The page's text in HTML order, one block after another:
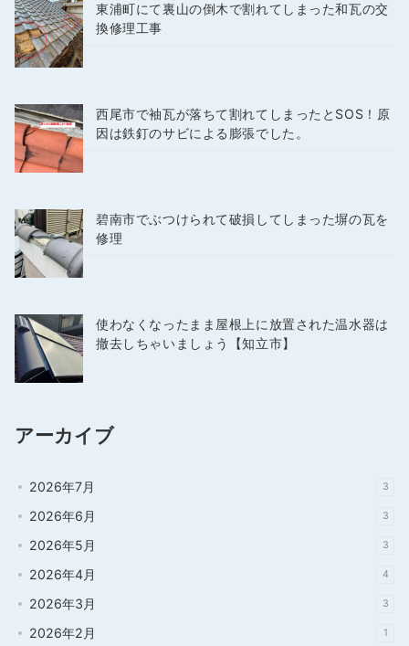
東浦町にて裏山の倒木で割れてしまった和瓦の交
換修理工事
西尾市で袖瓦が落ちて割れてしまったとSOS！原
因は鉄釘のサビによる膨張でした。
碧南市でぶつけられて破損してしまった塀の瓦を
修理
使わなくなったまま屋根上に放置された温水器は
撤去しちゃいましょう【知立市】
アーカイブ
2026年7月 3
2026年6月 3
2026年5月 3
2026年4月 4
2026年3月 3
2026年2月 1